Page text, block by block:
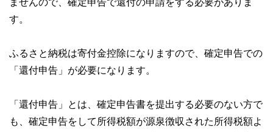
す。
ふるさと納税は寄付金控除になりますので、確定申告での
「還付申告」が必要になります。
「還付申告」とは、確定申告書を提出する必要のない方で
も、確定申告をして所得税額が源泉徴収された所得税額よ